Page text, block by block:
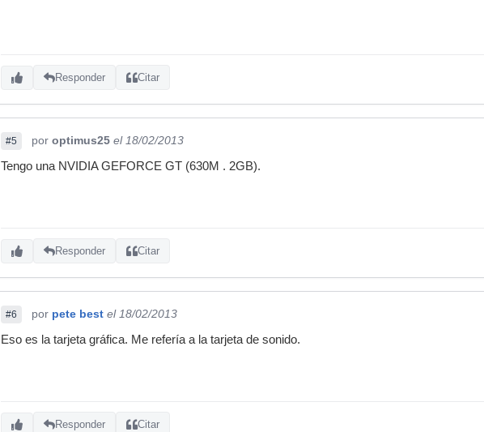
Responder Citar
#5 por optimus25 el 18/02/2013
Tengo una NVIDIA GEFORCE GT (630M . 2GB).
Responder Citar
#6 por pete best el 18/02/2013
Eso es la tarjeta gráfica. Me refería a la tarjeta de sonido.
Responder Citar